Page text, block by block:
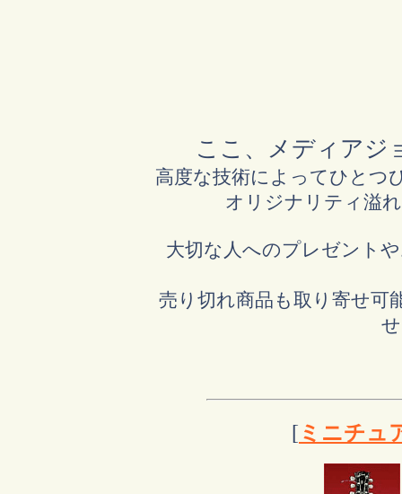
ここ、メディアジ
高度な技術によってひとつ
オリジナリティ溢
大切な人へのプレゼント
売り切れ商品も取り寄せ可
[ ミニチュ